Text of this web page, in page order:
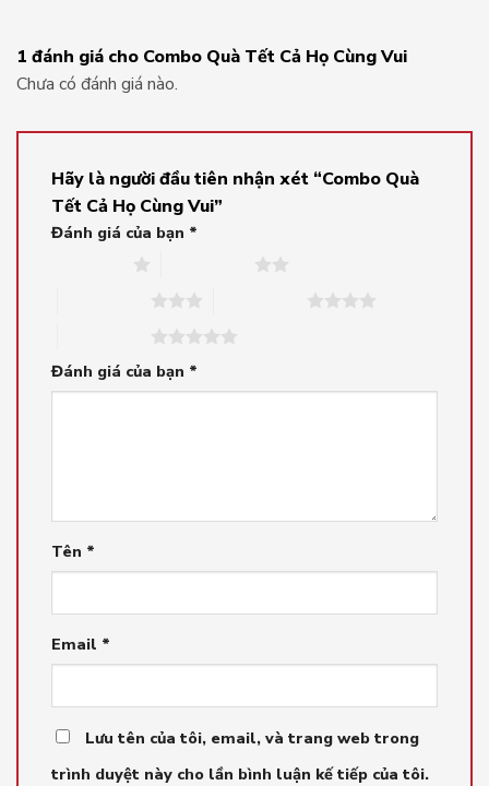
1 đánh giá cho Combo Quà Tết Cả Họ Cùng Vui
Chưa có đánh giá nào.
Hãy là người đầu tiên nhận xét “Combo Quà
Tết Cả Họ Cùng Vui”
Đánh giá của bạn *
Đánh giá của bạn *
Tên *
Email *
Lưu tên của tôi, email, và trang web trong
trình duyệt này cho lần bình luận kế tiếp của tôi.